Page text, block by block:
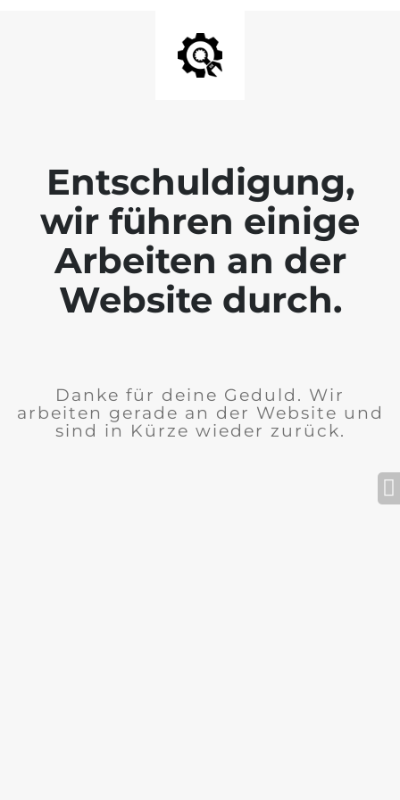
Entschuldigung,
wir führen einige
Arbeiten an der
Website durch.
Danke für deine Geduld. Wir
arbeiten gerade an der Website und
sind in Kürze wieder zurück.